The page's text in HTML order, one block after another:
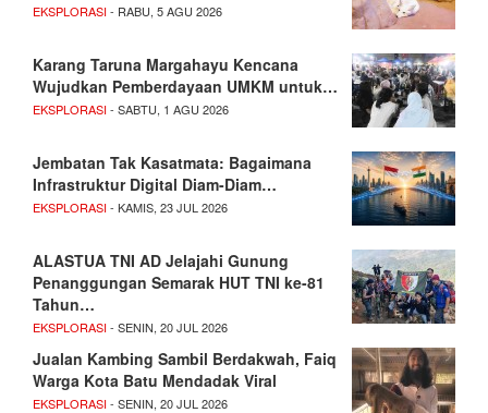
EKSPLORASI- RABU, 5 AGU 2026
Karang Taruna Margahayu Kencana
Wujudkan Pemberdayaan UMKM untuk…
EKSPLORASI- SABTU, 1 AGU 2026
Jembatan Tak Kasatmata: Bagaimana
Infrastruktur Digital Diam-Diam…
EKSPLORASI- KAMIS, 23 JUL 2026
ALASTUA TNI AD Jelajahi Gunung
Penanggungan Semarak HUT TNI ke-81
Tahun…
EKSPLORASI- SENIN, 20 JUL 2026
Jualan Kambing Sambil Berdakwah, Faiq
Warga Kota Batu Mendadak Viral
EKSPLORASI- SENIN, 20 JUL 2026